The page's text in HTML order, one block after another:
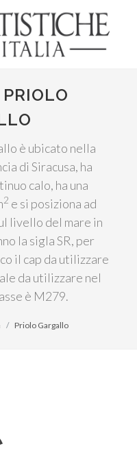
è ubicato nella
di Siracusa, ha
calo, ha una
2 e si posiziona ad
livello del mare in
la sigla SR, per
il cap da utilizzare
da utilizzare nel
è M279.
Priolo Gargallo